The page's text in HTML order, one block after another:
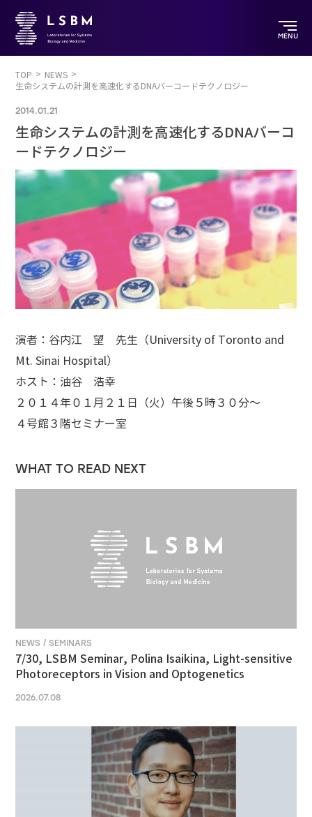
MENU
TOP
NEWS
生命システムの計測を高速化するDNAバーコードテクノロジー
2014.01.21
生命システムの計測を高速化するDNAバーコ
ードテクノロジー
演者：谷内江 望 先生（University of Toronto and
Mt. Sinai Hospital）
ホスト：油谷 浩幸
２０１４年０１月２１日（火）午後５時３０分～
４号館３階セミナー室
WHAT TO READ NEXT
NEWS / SEMINARS
7/30, LSBM Seminar, Polina Isaikina, Light-sensitive
Photoreceptors in Vision and Optogenetics
2026.07.08